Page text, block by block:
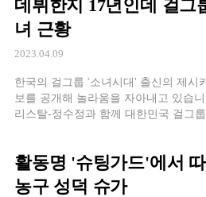
데뷔한지 17년인데 걸그
녀 근황
2023.04.09
한국의 걸그룹 '소녀시대' 출신의 제시
보를 공개해 놀라움을 자아내고 있습
리스탈-정수정과 함께 대한민국 걸그
활동명 '슈팅가드'에서
농구 성덕 슈가